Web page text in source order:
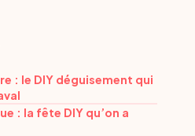
: le DIY déguisement qui
: la fête DIY qu’on a